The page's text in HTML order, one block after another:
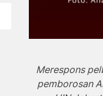
Merespons
pemborosan